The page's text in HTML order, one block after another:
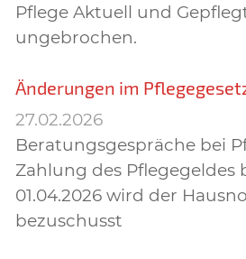
Pflege Aktuell und
ungebrochen.
Änderungen im
27.02.2026
Beratungsgespräche bei
Zahlung des Pflegegeldes
01.04.2026 wird der
bezuschusst